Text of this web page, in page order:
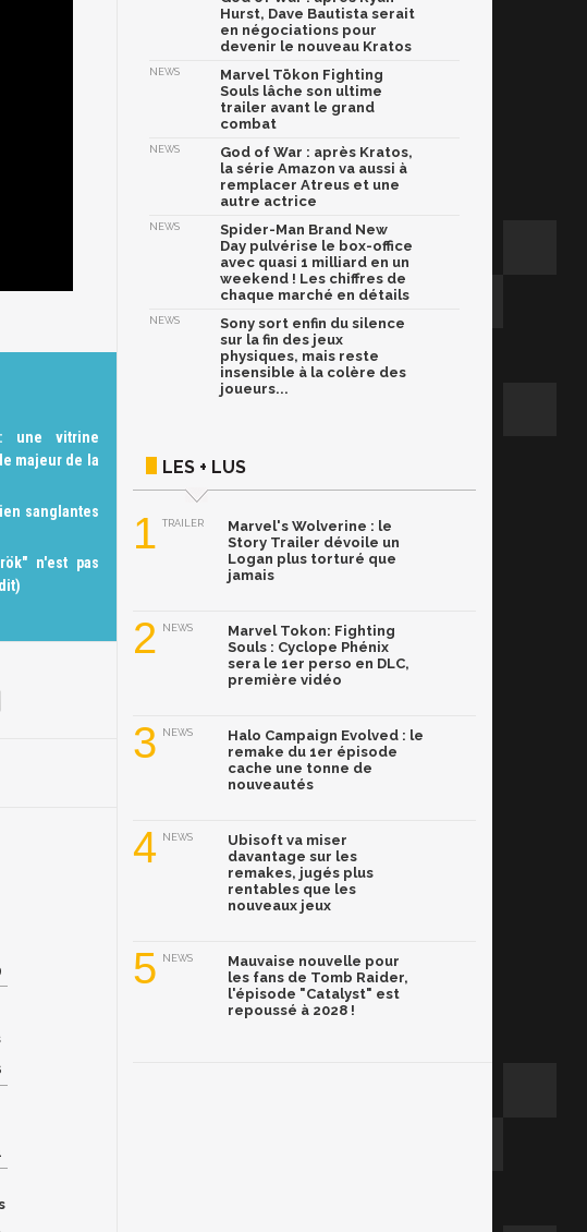
une vitrine
majeur de la
sanglantes
n'est pas
Hurst, Dave Bautista serait
en négociations pour
devenir le nouveau Kratos
NEWS
Marvel Tōkon Fighting
Souls lâche son ultime
trailer avant le grand
combat
NEWS
God of War : après Kratos,
la série Amazon va aussi à
remplacer Atreus et une
autre actrice
NEWS
Spider-Man Brand New
Day pulvérise le box-office
avec quasi 1 milliard en un
weekend ! Les chiffres de
chaque marché en détails
NEWS
Sony sort enfin du silence
sur la fin des jeux
physiques, mais reste
insensible à la colère des
joueurs...
LES + LUS
1 TRAILER
Marvel's Wolverine : le
Story Trailer dévoile un
Logan plus torturé que
jamais
2 NEWS
Marvel Tokon: Fighting
Souls : Cyclope Phénix
sera le 1er perso en DLC,
première vidéo
3 NEWS
Halo Campaign Evolved : le
remake du 1er épisode
cache une tonne de
nouveautés
4 NEWS
Ubisoft va miser
davantage sur les
remakes, jugés plus
rentables que les
nouveaux jeux
5 NEWS
Mauvaise nouvelle pour
les fans de Tomb Raider,
l'épisode "Catalyst" est
repoussé à 2028 !